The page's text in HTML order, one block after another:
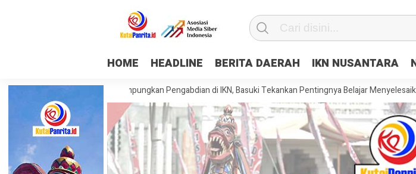
HOME HEADLINE BERITA DAERAH IKN NUSANTARA
KKN Tematik Rampungkan Pengabdian di IKN, Basuki Tekankan Pentingnya Belajar Menyelesaikan